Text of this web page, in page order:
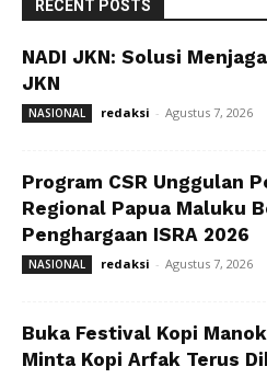
RECENT POSTS
NADI JKN: Solusi
JKN
NASIONAL redaksi - Agustus 7, 2026
Program CSR Unggulan
Regional Papua Maluku
Penghargaan ISRA 2026
NASIONAL redaksi - Agustus 7, 2026
Buka Festival Kopi
Minta Kopi Arfak Terus